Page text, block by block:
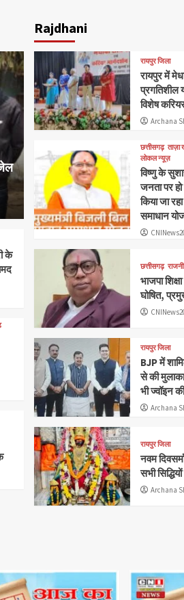
के
Rajdhani
रायपुर जिला
रायपुर में
प्रगतिशील
विशेष
Archana
छत्तीसगढ़ ताज़ा
लोकल न्यूज़
विष्णु के
जनता पर
किया जा
समाधान
छत्तीसगढ़
भाजपा
घोषित,
रायपुर जिला
BJP में
से की
भी ज्वॉइन
Archana
रायपुर जिला
नवम
सभी
Archana
– 23 May 2025